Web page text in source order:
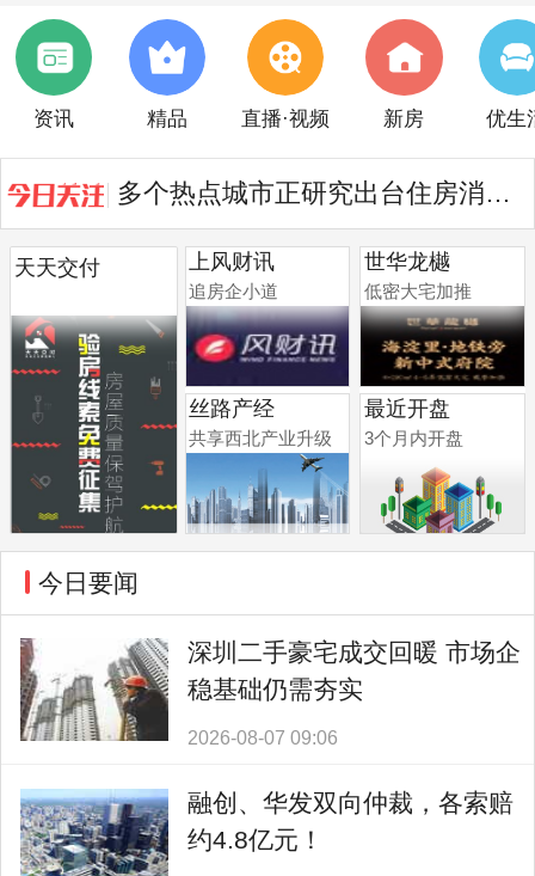
资讯 精品 直播·视频 新房 优生
多个热点城市正研究出台住房消费提振举措
7月份土地市场分化 房企继续向核...
天天交付 上风财讯
追房企小道
丝路产经
共享西北产业升级
世华龙樾
低密大宅加推
最近开盘
3个月内开盘
今日要闻
深圳二手豪宅成交回暖 市场企
稳基础仍需夯实
2026-08-07 09:06
融创、华发双向仲裁，各索赔
约4.8亿元！